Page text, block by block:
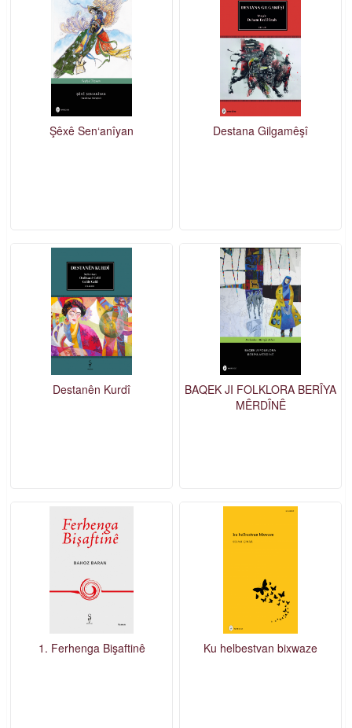
Şêxê Sen‘anîyan Destana Gilgamêşî
Destanên Kurdî
BAQEK JI FOLKLORA BERÎYA
MÊRDÎNÊ
1. Ferhenga Bişaftinê Ku helbestvan bixwaze